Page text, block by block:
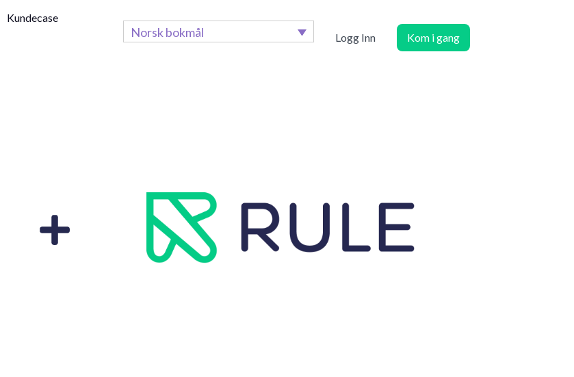
Kundecase
Norsk bokmål Logg Inn Kom i gang